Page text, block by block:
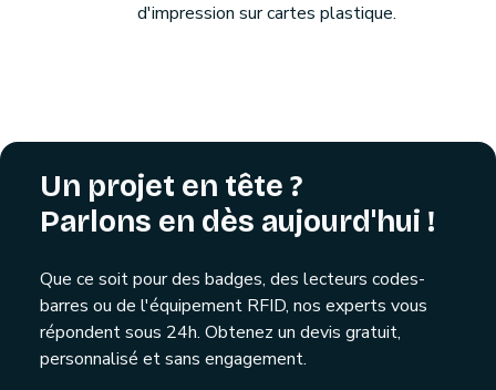
d'impression sur cartes plastique.
Un projet en tête ?
Parlons en dès aujourd'hui !
Que ce soit pour des badges, des lecteurs codes-
barres ou de l'équipement RFID, nos experts vous
répondent sous 24h. Obtenez un devis gratuit,
personnalisé et sans engagement.